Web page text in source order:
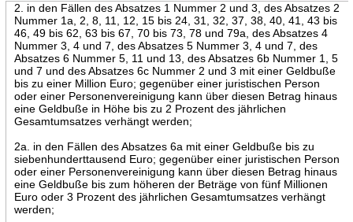
2. in den Fällen des Absatzes 1 Nummer 2 und 3, des Absatzes 2
Nummer 1a, 2, 8, 11, 12, 15 bis 24, 31, 32, 37, 38, 40, 41, 43 bis
46, 49 bis 62, 63 bis 67, 70 bis 73, 78 und 79a, des Absatzes 4
Nummer 3, 4 und 7, des Absatzes 5 Nummer 3, 4 und 7, des
Absatzes 6 Nummer 5, 11 und 13, des Absatzes 6b Nummer 1, 5
und 7 und des Absatzes 6c Nummer 2 und 3 mit einer Geldbuße
bis zu einer Million Euro; gegenüber einer juristischen Person
oder einer Personenvereinigung kann über diesen Betrag hinaus
eine Geldbuße in Höhe bis zu 2 Prozent des jährlichen
Gesamtumsatzes verhängt werden;
2a. in den Fällen des Absatzes 6a mit einer Geldbuße bis zu
siebenhunderttausend Euro; gegenüber einer juristischen Person
oder einer Personenvereinigung kann über diesen Betrag hinaus
eine Geldbuße bis zum höheren der Beträge von fünf Millionen
Euro oder 3 Prozent des jährlichen Gesamtumsatzes verhängt
werden;